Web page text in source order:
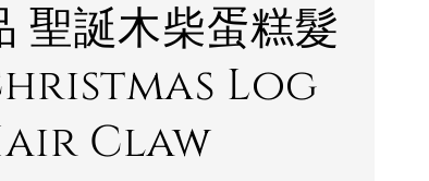
聖誕木柴蛋糕髮
Log
Claw